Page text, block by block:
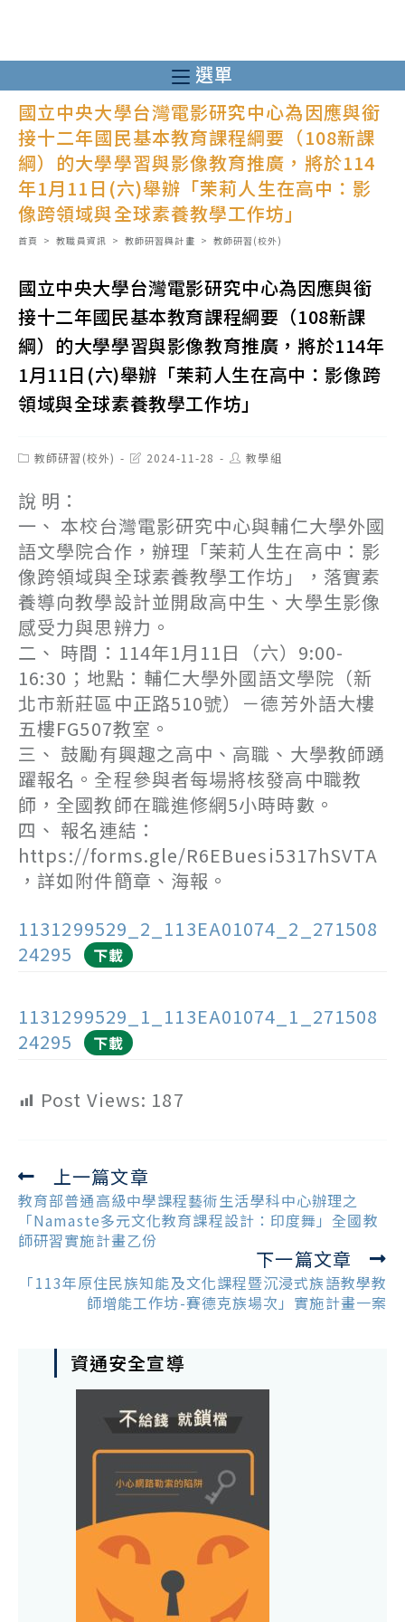
至
主
內
容
選單
國立中央大學台灣電影研究中心為因應與銜
接十二年國民基本教育課程綱要（108新課
綱）的大學學習與影像教育推廣，將於114
年1月11日(六)舉辦「茉莉人生在高中：影
像跨領域與全球素養教學工作坊」
首頁 > 教職員資訊 > 教師研習與計畫 > 教師研習(校外)
國立中央大學台灣電影研究中心為因應與銜
接十二年國民基本教育課程綱要（108新課
綱）的大學學習與影像教育推廣，將於114年
1月11日(六)舉辦「茉莉人生在高中：影像跨
領域與全球素養教學工作坊」
Post教師研習(校外)
Post2024-11-28
Post教學組
說 明：
一、 本校台灣電影研究中心與輔仁大學外國
語文學院合作，辦理「茉莉人生在高中：影
像跨領域與全球素養教學工作坊」，落實素
養導向教學設計並開啟高中生、大學生影像
感受力與思辨力。
二、 時間：114年1月11日（六）9:00-
16:30；地點：輔仁大學外國語文學院（新
北市新莊區中正路510號）－德芳外語大樓
五樓FG507教室。
三、 鼓勵有興趣之高中、高職、大學教師踴
躍報名。全程參與者每場將核發高中職教
師，全國教師在職進修網5小時時數。
四、 報名連結：
https://forms.gle/R6EBuesi5317hSVTA
，詳如附件簡章、海報。
1131299529_2_113EA01074_2_271508
24295
下載
1131299529_1_113EA01074_1_271508
24295
下載
Post Views: 187
Read
more
articles
上一篇文章
教育部普通高級中學課程藝術生活學科中心辦理之
「Namaste多元文化教育課程設計：印度舞」全國教
師研習實施計畫乙份
下一篇文章
「113年原住民族知能及文化課程暨沉浸式族語教學教
師增能工作坊-賽德克族場次」實施計畫一案
資通安全宣導